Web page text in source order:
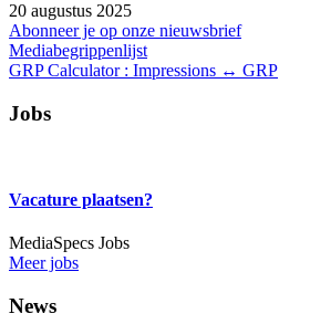
20 augustus 2025
Abonneer je op onze nieuwsbrief
Mediabegrippenlijst
GRP Calculator : Impressions ↔ GRP
Jobs
Vacature plaatsen?
MediaSpecs Jobs
Meer jobs
News